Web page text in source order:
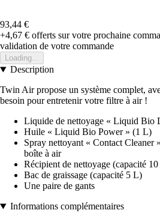
93,44 €
+4,67 € offerts sur votre prochaine
validation de votre commande
Loading...
Description
Twin Air propose un système complet,
besoin pour entretenir votre filtre à air !
Liquide de nettoyage « Liquid Bio
Huile « Liquid Bio Power » (1 L)
Spray nettoyant « Contact Cleaner
boîte à air
Récipient de nettoyage (capacité
Bac de graissage (capacité 5 L)
Une paire de gants
Informations complémentaires